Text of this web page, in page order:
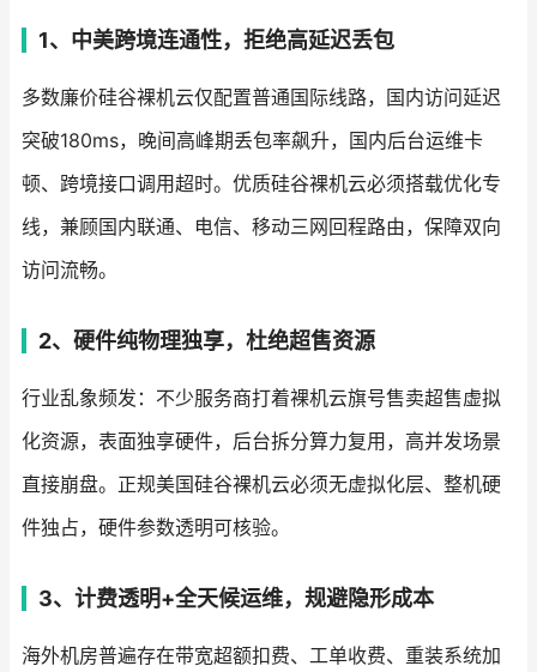
1、中美跨境连通性，拒绝高延迟丢包
多数廉价硅谷裸机云仅配置普通国际线路，国内访问延迟
突破180ms，晚间高峰期丢包率飙升，国内后台运维卡
顿、跨境接口调用超时。优质硅谷裸机云必须搭载优化专
线，兼顾国内联通、电信、移动三网回程路由，保障双向
访问流畅。
2、硬件纯物理独享，杜绝超售资源
行业乱象频发：不少服务商打着裸机云旗号售卖超售虚拟
化资源，表面独享硬件，后台拆分算力复用，高并发场景
直接崩盘。正规美国硅谷裸机云必须无虚拟化层、整机硬
件独占，硬件参数透明可核验。
3、计费透明+全天候运维，规避隐形成本
海外机房普遍存在带宽超额扣费、工单收费、重装系统加